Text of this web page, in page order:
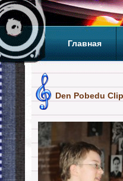
Главная
Den Pobedu